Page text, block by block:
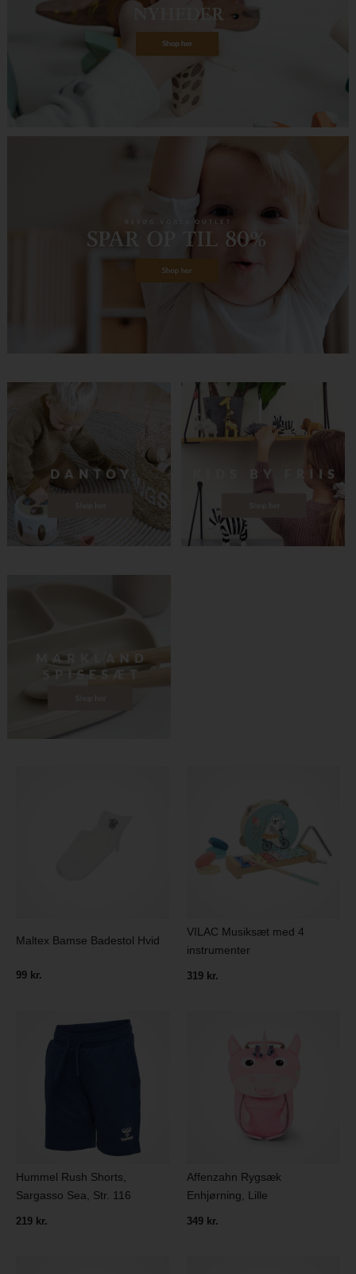
Maltex Bamse Badestol Hvid
99 kr.
VILAC Musiksæt med 4
instrumenter
319 kr.
Hummel Rush Shorts,
Sargasso Sea, Str. 116
219 kr.
Affenzahn Rygsæk
Enhjørning, Lille
349 kr.